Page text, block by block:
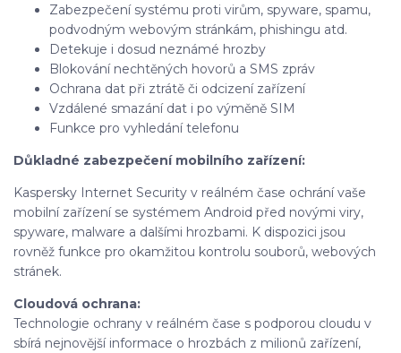
Zabezpečení systému proti virům, spyware, spamu,
podvodným webovým stránkám, phishingu atd.
Detekuje i dosud neznámé hrozby
Blokování nechtěných hovorů a SMS zpráv
Ochrana dat při ztrátě či odcizení zařízení
Vzdálené smazání dat i po výměně SIM
Funkce pro vyhledání telefonu
Důkladné zabezpečení mobilního zařízení:
Kaspersky Internet Security v reálném čase ochrání vaše
mobilní zařízení se systémem Android před novými viry,
spyware, malware a dalšími hrozbami. K dispozici jsou
rovněž funkce pro okamžitou kontrolu souborů, webových
stránek.
Cloudová ochrana:
Technologie ochrany v reálném čase s podporou cloudu v
sbírá nejnovější informace o hrozbách z milionů zařízení,